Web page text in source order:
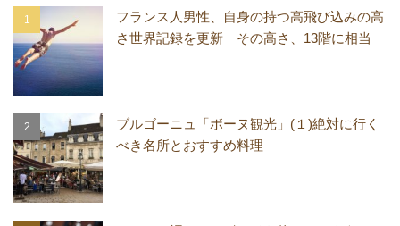
フランス人男性、自身の持つ高飛び込みの高
さ世界記録を更新 その高さ、13階に相当
ブルゴーニュ「ボーヌ観光」(１)絶対に行く
べき名所とおすすめ料理